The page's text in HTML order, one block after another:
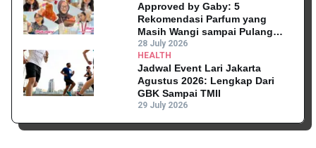
Approved by Gaby: 5
Rekomendasi Parfum yang
Masih Wangi sampai Pulang
Kantor
28 July 2026
HEALTH
Jadwal Event Lari Jakarta
Agustus 2026: Lengkap Dari
GBK Sampai TMII
29 July 2026